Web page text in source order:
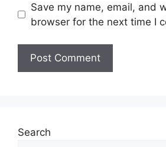
Save my name, email, and
browser for the next time I
Search